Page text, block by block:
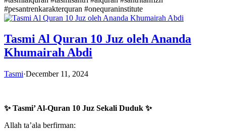
#pesantrenkarakterquran #onequraninstitute
Tasmi Al Quran 10 Juz oleh Ananda
Khumairah Abdi
Tasmi·December 11, 2024
✨ Tasmi’ Al-Quran 10 Juz Sekali Duduk ✨
Allah ta’ala berfirman: